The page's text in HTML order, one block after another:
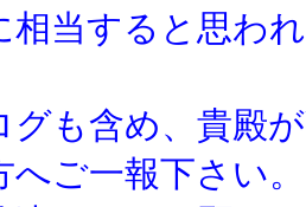
相当すると思わ
グも含め、貴殿
へご一報下さい。